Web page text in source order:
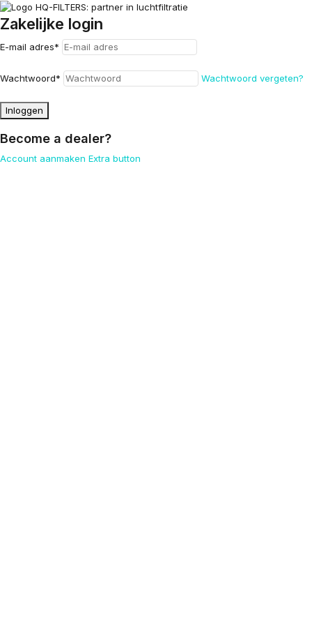
Zakelijke login
E-mail adres*
Wachtwoord* Wachtwoord vergeten?
Inloggen
Become a dealer?
Account aanmaken Extra button